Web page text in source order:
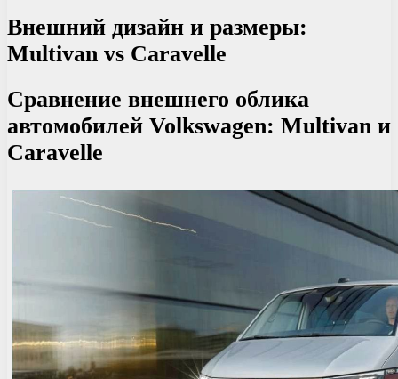
Внешний дизайн и размеры:
Multivan vs Caravelle
Сравнение внешнего облика
автомобилей Volkswagen: Multivan и
Caravelle